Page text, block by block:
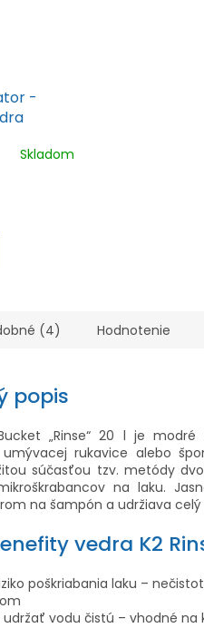
-
Skladom
(4) Hodnotenie
popis
„Rinse“ 20 l je
rukavice alebo
súčasťou tzv. metódy
na laku.
na šampón a udržiava
vedra K2
poškriabania laku –
udržať vodu čistú – vhodné